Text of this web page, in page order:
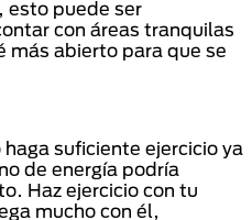
esto puede ser
con áreas tranquilas
más abierto para que se
suficiente ejercicio ya
de energía podría
Haz ejercicio con tu
mucho con él,